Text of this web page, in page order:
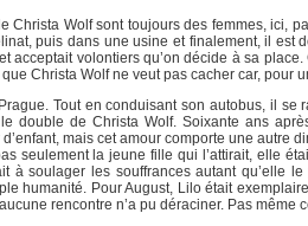
Wolf sont toujours des femmes, ici,
puis dans une usine et finalement, il est
acceptait volontiers qu’on décide à sa
Christa Wolf ne veut pas cacher car, pour
Tout en conduisant son autobus, il
double de Christa Wolf. Soixante ans
mais cet amour comporte une
seulement la jeune fille qui l’attirait, elle
à soulager les souffrances autant qu’elle
humanité. Pour August, Lilo était
rencontre n’a pu déraciner. Pas même